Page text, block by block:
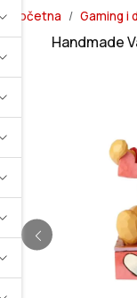
Početna Gaming i
Handmade